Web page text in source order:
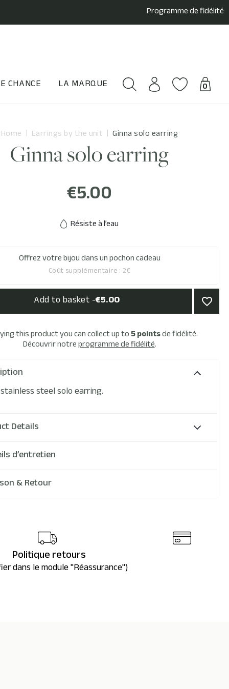
Programme de fidélité
CHANCE LA MARQUE 0
Home Earrings by the unit Ginna solo earring
Ginna solo earring
€5.00
Résiste à l’eau
Offrez votre bijou dans un pochon cadeau
Coût supplémentaire : 2€
Add to basket -€5.00 favorite_border
this product you can collect up to5pointsde fidélité.
Découvrir notreprogramme de fidélité.
steel solo earring.
Details
d’entretien
& Retour
Politique retours
dans le module "Réassurance")